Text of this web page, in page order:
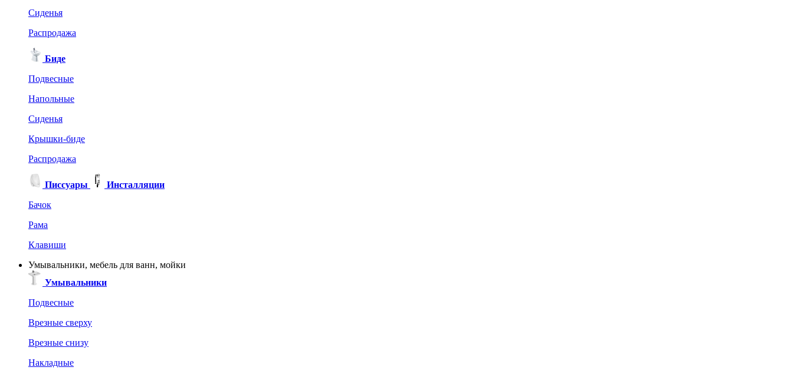
Сиденья
Распродажа
Биде
Подвесные
Напольные
Сиденья
Крышки-биде
Распродажа
Писсуары
Инсталляции
Бачок
Рама
Клавиши
Умывальники, мебель для ванн, мойки
Умывальники
Подвесные
Врезные сверху
Врезные снизу
Накладные